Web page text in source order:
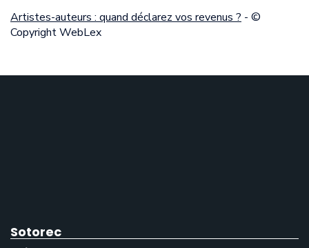
Artistes-auteurs : quand déclarez vos revenus ? - ©
Copyright WebLex
Sotorec